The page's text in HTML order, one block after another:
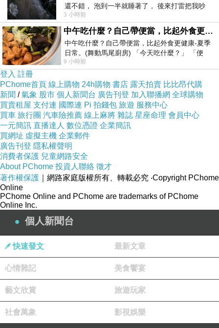
來，不是？
二、珠寶的肖像畫。每一個時代都有它特殊的
珠寶文化，因此，該時代人物身上配戴珠寶的圖
畫及雕刻，至今仍可鮮明觀察得到的這些東西，
佐以文字紀錄或文學作品來加深幫助理解，可能
獲得各式各樣那個時代的珠寶通關密語。
三、存留的設計手稿。中世紀的東西幾乎很少
留存下來，但在十五和十六世紀以後則逐漸豐富
起來，以前對此可能有點困難或說是麻煩，現在
只消透過網路，只需打上幾個關鍵字，龐大的資
料隨即出現眼前。如有必要，又能用網購方式採
購國外的該些書籍，沒多久即能出現在您眼前再
方便不過。
當然啦！搞懂西洋的是不也要摸透本土的珠寶
文化，個人的做法在此也補充說明一下：
一、珠寶的樂章。
還不錯， 泡到一半就睡著了， 後來打雷把我吵
醒， 手
3 小時前
中午吃什麼？自己帶便當，比起外食更健康-夏季日常。(舞動馬尾廚房)
中午吃什麼？自己帶便當，比起外食更健康-夏季
日常。(舞動馬尾廚房) 「今天吃什麼？」 「便
當？麵？還是炒飯？」 每天都在選擇
9 小時前
登入 註冊
PChome首頁 線上購物 24h購物 書店 露天拍賣 比比昂代購
新聞 /氣象 股市 個人新聞台 廣告刊登 加入聯播網 全球購物
買賣租屋 支付連 國際連 Pi 拍錢包 旅遊 服務中心
買車 旅行團 汽車險推薦 線上麻將 雜誌 星座命理 會員中心
一元簡訊 直播達人 數位憑證 企業簡訊
買網址 虛擬主機 企業郵件
廣告刊登 隱私權聲明
消費者保護 兒童網路安全
About PChome 投資人聯絡 徵才
著作權保護 ｜網路家庭版權所有、轉載必究 ‧Copyright PChome
Online
PChome Online and PChome are trademarks of PChome
Online Inc.
個人新聞台
快速發文 最新文章
心情雜記 美食饗宴
藝文欣賞 旅遊玩家
社會萬象 影視娛樂